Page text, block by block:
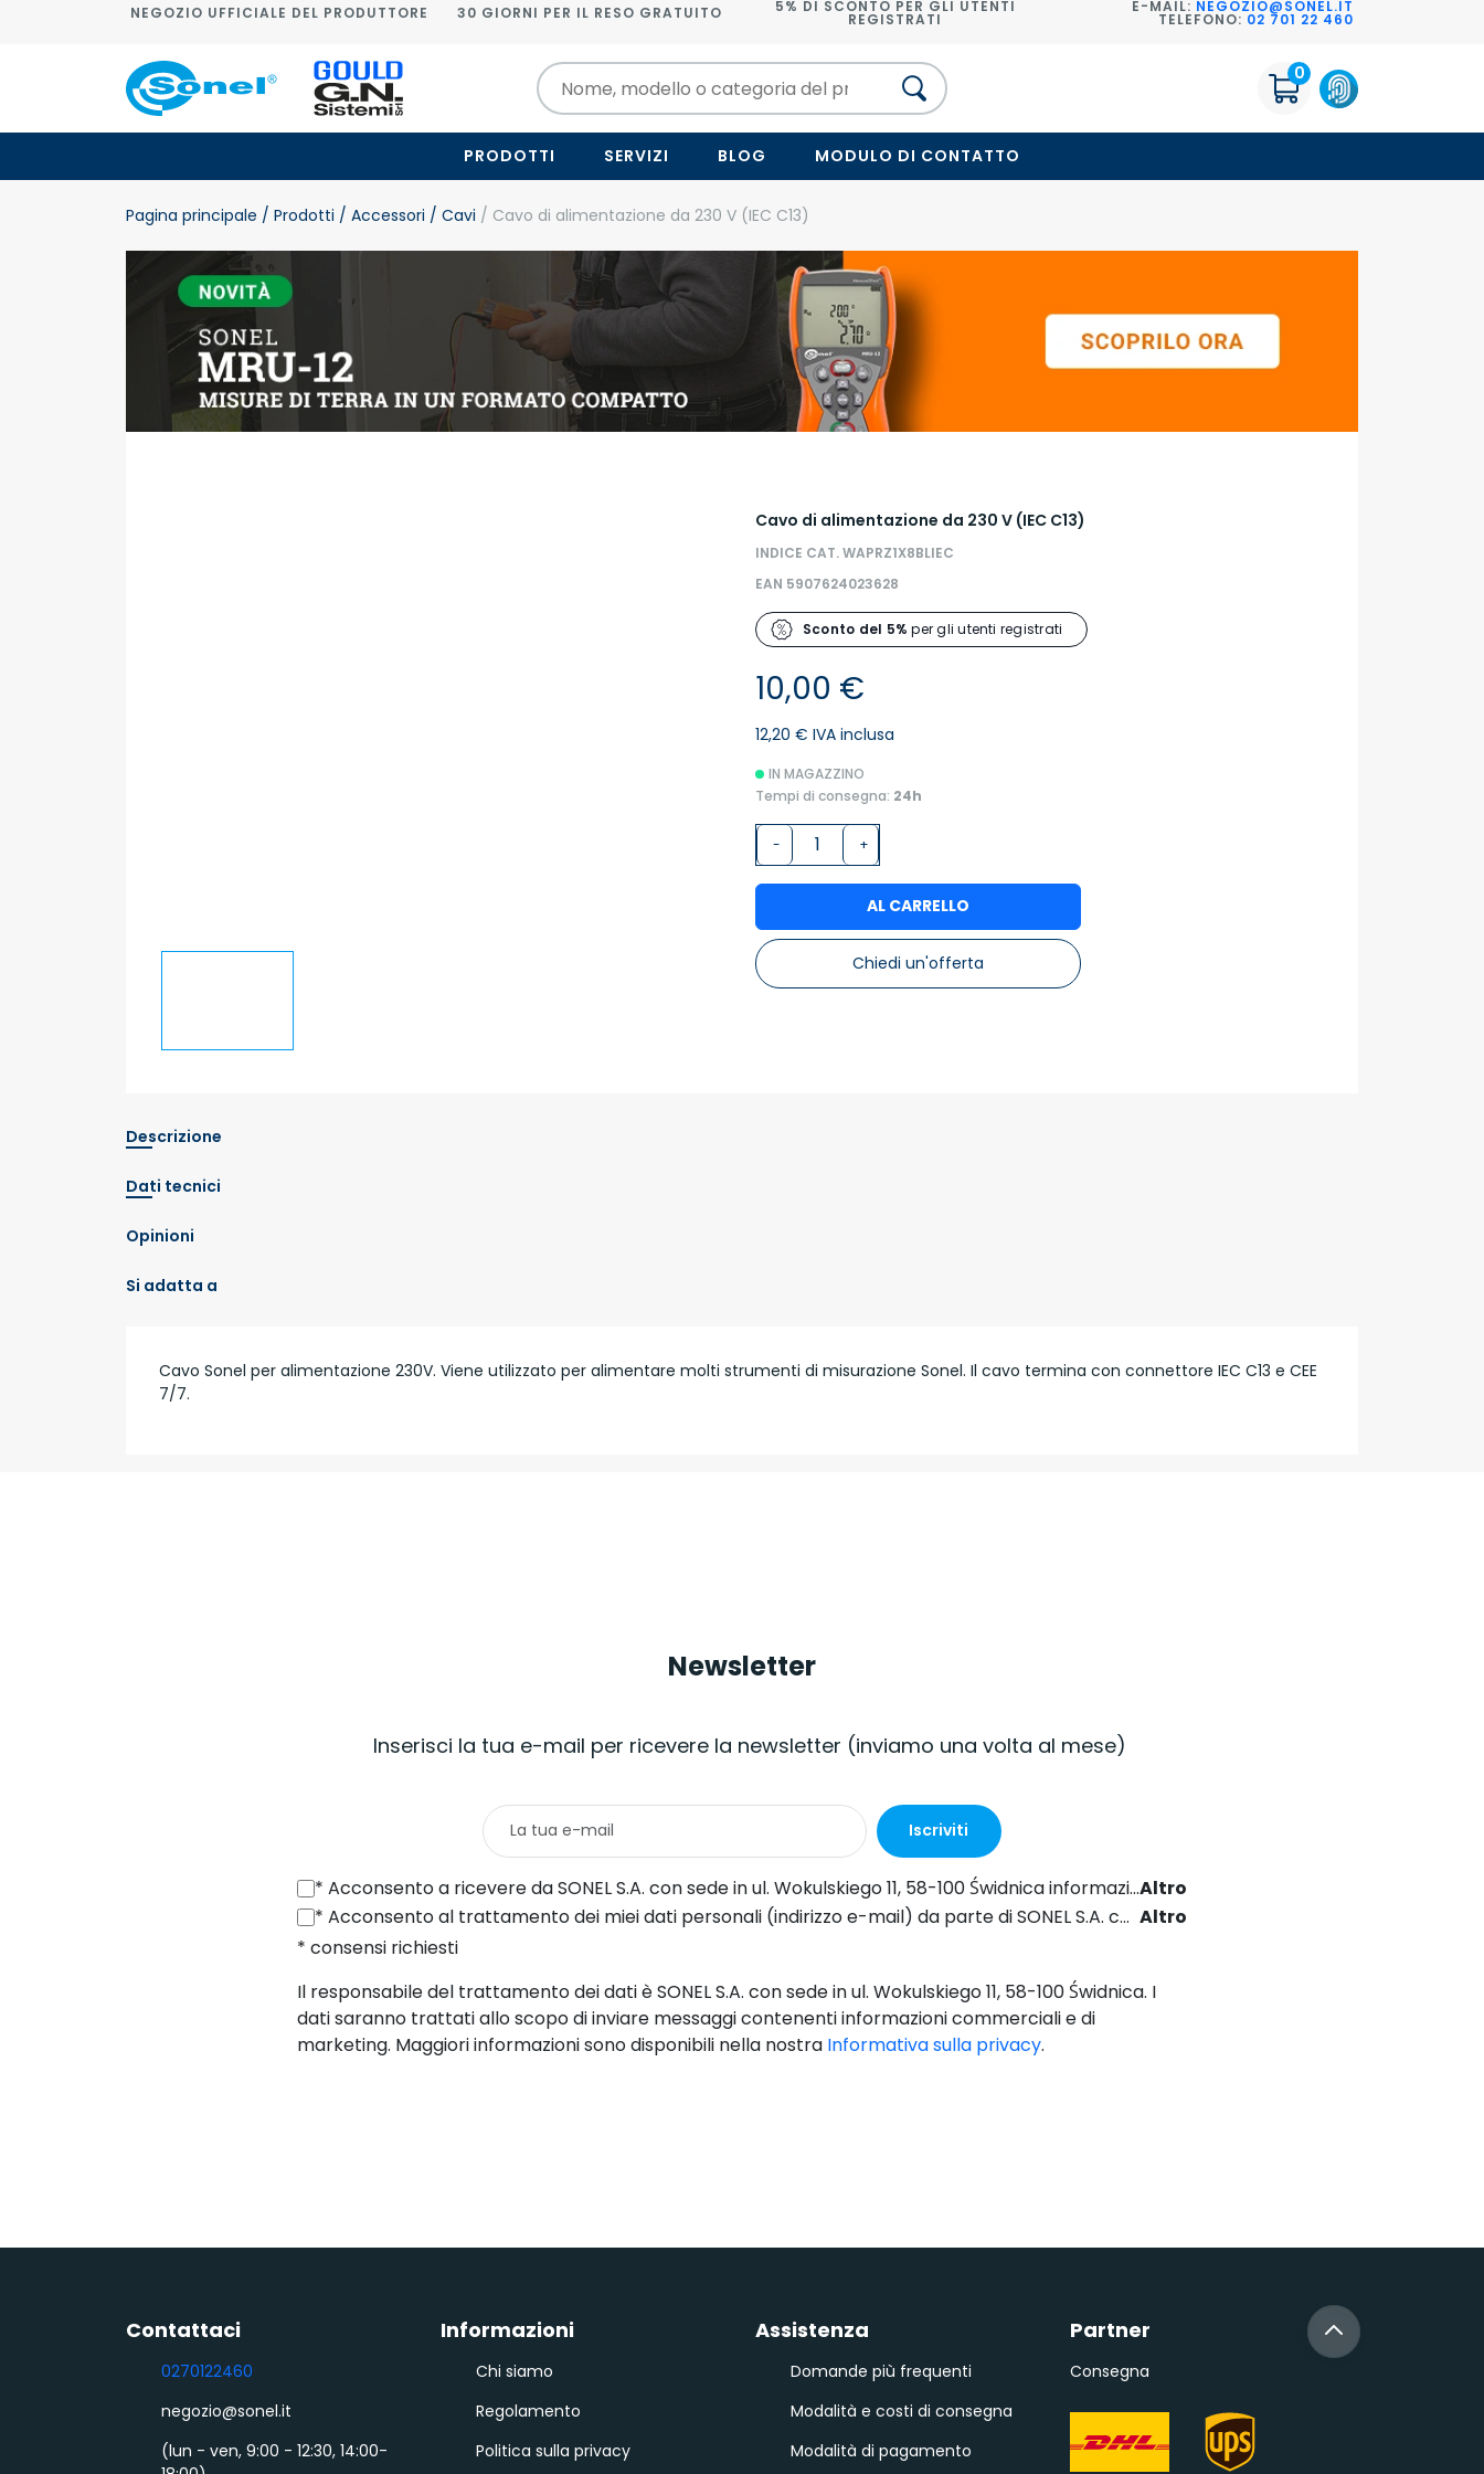
NEGOZIO UFFICIALE DEL PRODUTTORE 30 GIORNI PER IL RESO GRATUITO 5% DI SCONTO PER GLI UTENTI
REGISTRATI
E-MAIL: NEGOZIO@SONEL.IT
TELEFONO: 02 701 22 460
0
PRODOTTI SERVIZI BLOG MODULO DI CONTATTO
Pagina principale / Prodotti / Accessori / Cavi / Cavo di alimentazione da 230 V (IEC C13)
Cavo di alimentazione da 230 V (IEC C13)
INDICE CAT. WAPRZ1X8BLIEC
EAN 5907624023628
Sconto del 5% per gli utenti registrati
10,00 €
12,20 € IVA inclusa
IN MAGAZZINO
Tempi di consegna: 24h
- +
AL CARRELLO
Chiedi un'offerta
Descrizione
Dati tecnici
Opinioni
Si adatta a
Cavo Sonel per alimentazione 230V. Viene utilizzato per alimentare molti strumenti di misurazione Sonel. Il cavo termina con connettore IEC C13 e CEE
7/7.
Newsletter
Inserisci la tua e-mail per ricevere la newsletter (inviamo una volta al mese)
Iscriviti
* Acconsento a ricevere da SONEL S.A. con sede in ul. Wokulskiego 11, 58-100 Świdnica informazioni commerciali per via elettronica (all'indirizzo e-mail fornito) a fini di marketing, ai sensi dell'articolo 398 della legge del 12 luglio 2024 sul diritto delle comunicazioni elettroniche. Altro
* Acconsento al trattamento dei miei dati personali (indirizzo e-mail) da parte di SONEL S.A. con sede in ul. Wokulskiego 11, 58-100 Świdnica, ai fini dell'invio di newsletter contenenti informazioni commerciali e di marketing, ai sensi dell'art. 6, comma 1, lettera a) del Regolamento generale sulla protezione dei dati (GDPR).
Altro
* consensi richiesti
Il responsabile del trattamento dei dati è SONEL S.A. con sede in ul. Wokulskiego 11, 58-100 Świdnica. I
dati saranno trattati allo scopo di inviare messaggi contenenti informazioni commerciali e di
marketing. Maggiori informazioni sono disponibili nella nostra Informativa sulla privacy.
Contattaci
0270122460
negozio@sonel.it
(lun - ven, 9:00 - 12:30, 14:00-
Informazioni
Chi siamo
Regolamento
Politica sulla privacy
Assistenza
Domande più frequenti
Modalità e costi di consegna
Modalità di pagamento
Partner
Consegna